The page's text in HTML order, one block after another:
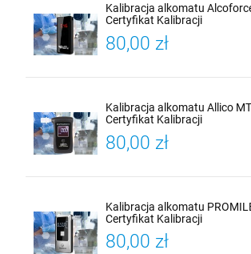
Kalibracja alkomatu
Certyfikat Kalibracji
80,00 zł
Kalibracja alkomatu Allico
Certyfikat Kalibracji
80,00 zł
Kalibracja alkomatu
Certyfikat Kalibracji
80,00 zł